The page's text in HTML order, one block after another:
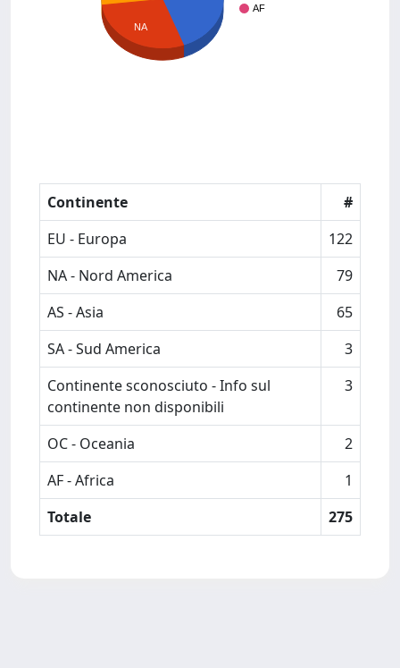
AF
NA
Continente
#
EU - Europa
122
NA - Nord America
79
AS - Asia
65
SA - Sud America
3
Continente sconosciuto - Info sul
continente non disponibili
3
OC - Oceania
2
AF - Africa
1
Totale
275